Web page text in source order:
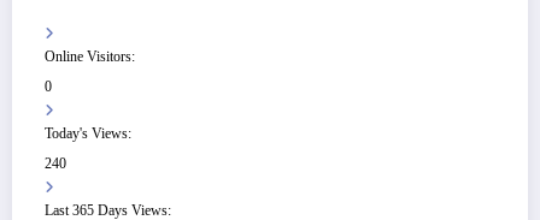
Online Visitors:
0
Today's Views:
240
Last 365 Days Views: